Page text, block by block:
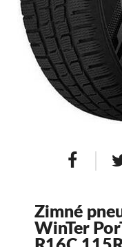
Dodávkové + malé
Disky
Hliníkové / ALU
Puklice na kolesá
Zimné
WinTer